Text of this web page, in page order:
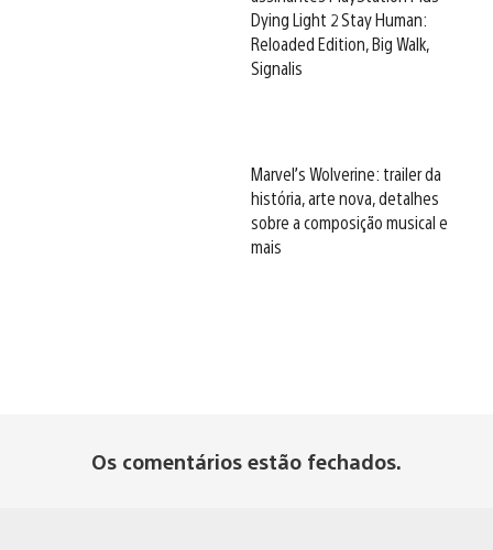
Dying Light 2 Stay Human:
Reloaded Edition, Big Walk,
Signalis
Marvel’s Wolverine: trailer da
história, arte nova, detalhes
sobre a composição musical e
mais
Os comentários estão fechados.